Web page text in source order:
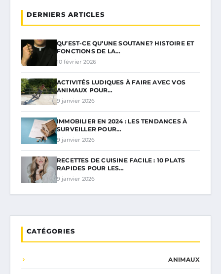
DERNIERS ARTICLES
QU’EST-CE QU’UNE SOUTANE? HISTOIRE ET
FONCTIONS DE LA…
10 février 2026
ACTIVITÉS LUDIQUES À FAIRE AVEC VOS
ANIMAUX POUR…
9 janvier 2026
IMMOBILIER EN 2024 : LES TENDANCES À
SURVEILLER POUR…
9 janvier 2026
RECETTES DE CUISINE FACILE : 10 PLATS
RAPIDES POUR LES…
9 janvier 2026
CATÉGORIES
ANIMAUX